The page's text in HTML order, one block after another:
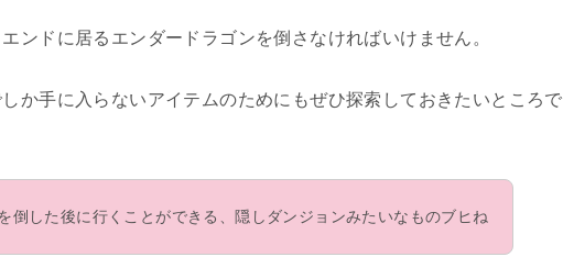
ンドに居るエンダードラゴンを倒さなければいけません。
か手に入らないアイテムのためにもぜひ探索しておきたいところで
倒した後に行くことができる、隠しダンジョンみたいなものブヒね